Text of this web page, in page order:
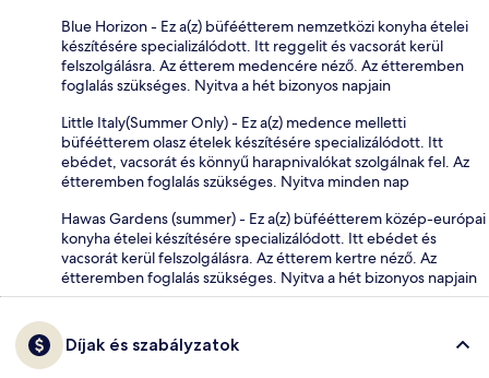
Blue Horizon - Ez a(z) büféétterem nemzetközi konyha ételei
készítésére specializálódott. Itt reggelit és vacsorát kerül
felszolgálásra. Az étterem medencére néző. Az étteremben
foglalás szükséges. Nyitva a hét bizonyos napjain
Little Italy(Summer Only) - Ez a(z) medence melletti
büféétterem olasz ételek készítésére specializálódott. Itt
ebédet, vacsorát és könnyű harapnivalókat szolgálnak fel. Az
étteremben foglalás szükséges. Nyitva minden nap
Hawas Gardens (summer) - Ez a(z) büféétterem közép-európai
konyha ételei készítésére specializálódott. Itt ebédet és
vacsorát kerül felszolgálásra. Az étterem kertre néző. Az
étteremben foglalás szükséges. Nyitva a hét bizonyos napjain
Díjak és szabályzatok